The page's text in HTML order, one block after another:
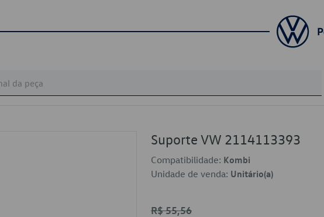
Suporte VW 2114113393
Compatibilidade: Kombi
Unidade de venda: Unitário(a)
R$ 55,56